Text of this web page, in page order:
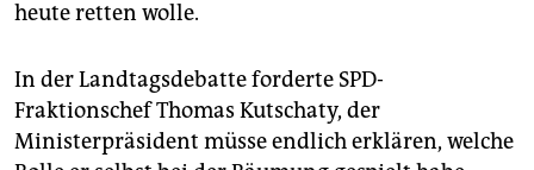
heute retten wolle.
In der Landtagsdebatte forderte SPD-
Fraktionschef Thomas Kutschaty, der
Ministerpräsident müsse endlich erklären, welche